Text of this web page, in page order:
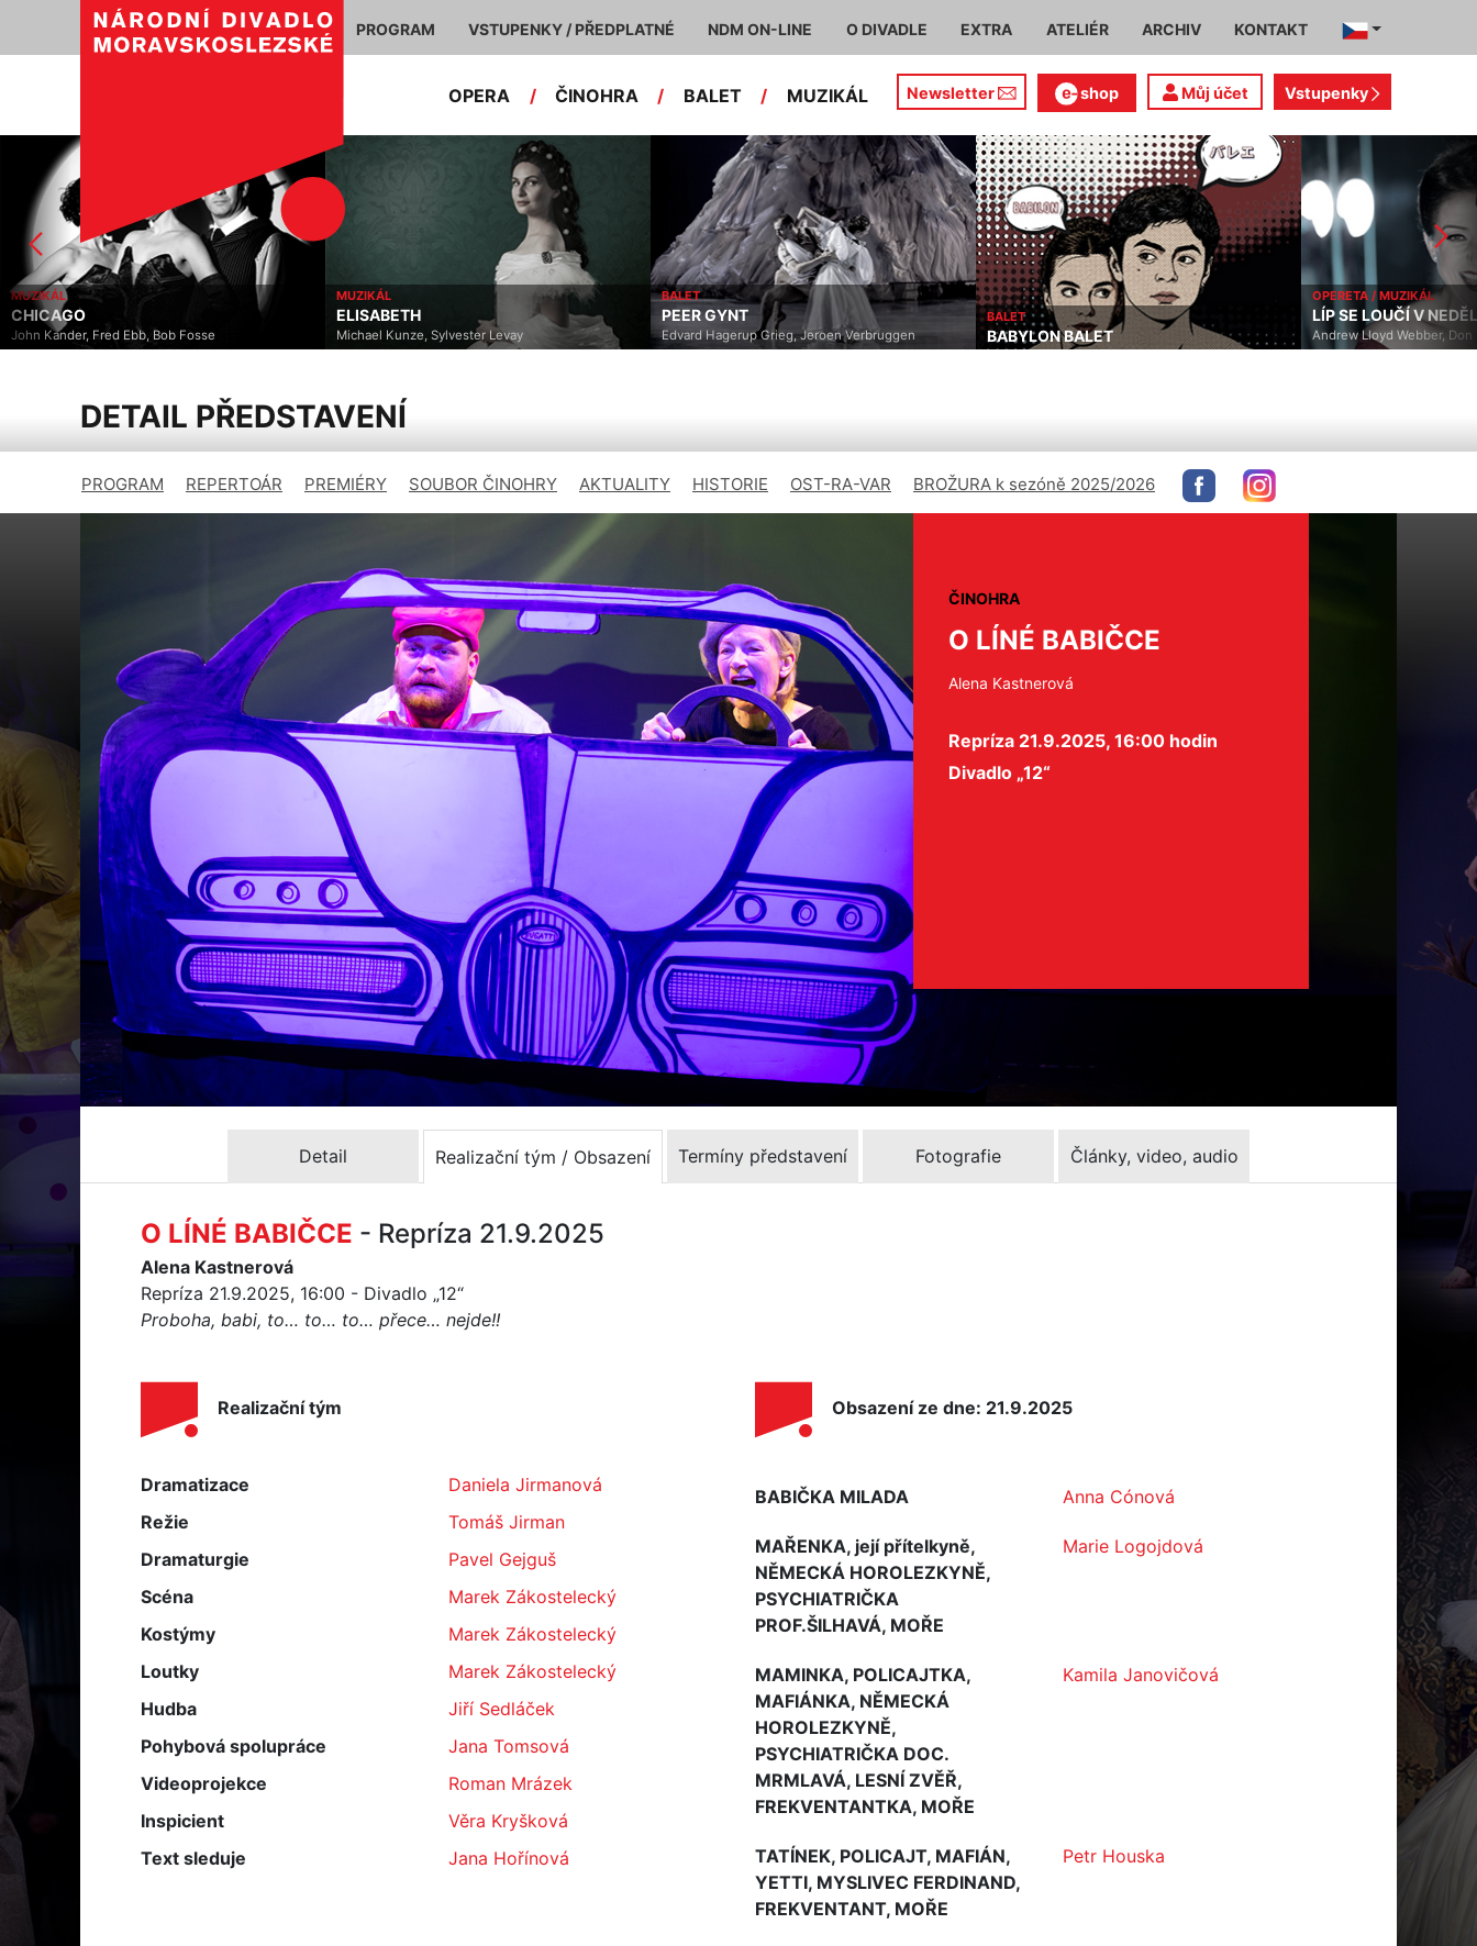
PROGRAM VSTUPENKY / PŘEDPLATNÉ NDM ON-LINE O DIVADLE EXTRA ATELIÉR ARCHIV KONTAKT
OPERA / ČINOHRA / BALET / MUZIKÁL Newsletter shop Můj účet Vstupenky
MUZIKÁL
CHICAGO
John Kander, Fred Ebb, Bob Fosse
MUZIKÁL
ELISABETH
Michael Kunze, Sylvester Levay
BALET
PEER GYNT
Edvard Hagerup Grieg, Jeroen Verbruggen
BALET
BABYLON BALET
OPERETA / MUZIKÁL
LÍP SE LOUČÍ V
Andrew Lloyd Webber, Don
DETAIL PŘEDSTAVENÍ
PROGRAM REPERTOÁR PREMIÉRY SOUBOR ČINOHRY AKTUALITY HISTORIE OST-RA-VAR BROŽURA k sezóně 2025/2026
ČINOHRA
O LÍNÉ BABIČCE
Alena Kastnerová
Repríza 21.9.2025, 16:00 hodin
Divadlo „12“
Detail Realizační tým / Obsazení Termíny představení Fotografie Články, video, audio
O LÍNÉ BABIČCE - Repríza 21.9.2025
Alena Kastnerová
Repríza 21.9.2025, 16:00 - Divadlo „12“
Proboha, babi, to… to… to… přece… nejde!!
Realizační tým
Dramatizace
Daniela Jirmanová
Režie
Tomáš Jirman
Dramaturgie
Pavel Gejguš
Scéna
Marek Zákostelecký
Kostýmy
Marek Zákostelecký
Loutky
Marek Zákostelecký
Hudba
Jiří Sedláček
Pohybová spolupráce
Jana Tomsová
Videoprojekce
Roman Mrázek
Inspicient
Věra Kryšková
Text sleduje
Jana Hořínová
Obsazení ze dne: 21.9.2025
BABIČKA MILADA Anna Cónová
MAŘENKA, její přítelkyně,
NĚMECKÁ HOROLEZKYNĚ,
PSYCHIATRIČKA
PROF.ŠILHAVÁ, MOŘE
Marie Logojdová
MAMINKA, POLICAJTKA,
MAFIÁNKA, NĚMECKÁ
HOROLEZKYNĚ,
PSYCHIATRIČKA DOC.
MRMLAVÁ, LESNÍ ZVĚŘ,
FREKVENTANTKA, MOŘE
Kamila Janovičová
TATÍNEK, POLICAJT, MAFIÁN,
YETTI, MYSLIVEC FERDINAND,
FREKVENTANT, MOŘE
Petr Houska